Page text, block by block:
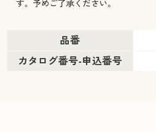
す。予めご了承ください。
品番
カタログ番号-申込番号